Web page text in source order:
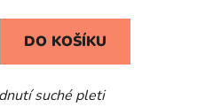
DO KOŠÍKU
suché pleti